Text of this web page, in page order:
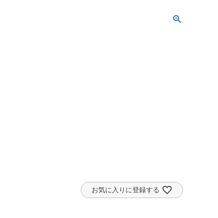
お気に入りに登録する